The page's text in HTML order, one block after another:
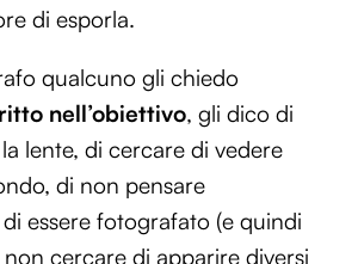
di esporla.
qualcuno gli chiedo
nell’obiettivo, gli dico di
lente, di cercare di vedere
di non pensare
essere fotografato (e quindi
cercare di apparire diversi